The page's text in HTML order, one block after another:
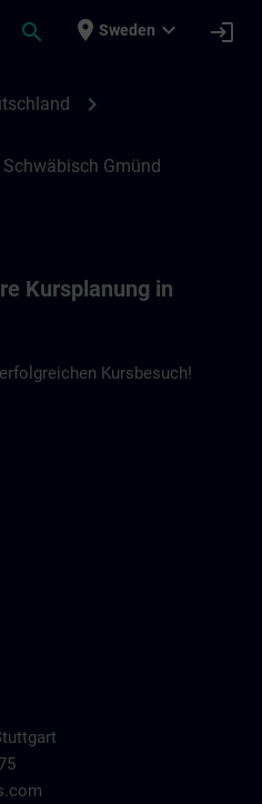
search place Sweden expand_more login
chevron_right
Gmünd
Kursplanung in
Kursbesuch!